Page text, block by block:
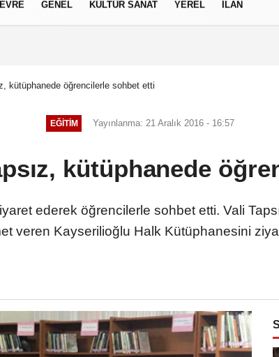
İlkeleri
GENEL KÜLTÜR SANAT YEREL İLAN
kütüphanede öğrencilerle sohbet etti
EĞITIM Yayınlanma: 21 Aralık 2016 - 16:57
kütüphanede
ederek öğrencilerle sohbet etti. Vali
veren Kayserilioğlu Halk Kütüphanesini